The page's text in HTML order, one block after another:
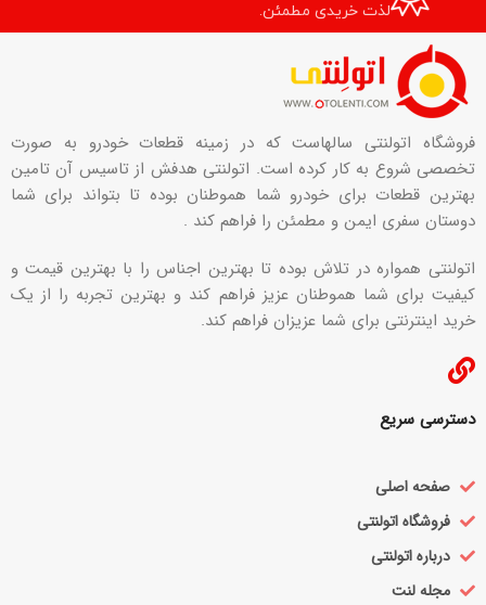
لذت خریدی مطمئن.
فروشگاه اتولنتی سالهاست که در زمینه قطعات خودرو به صورت
تخصصی شروع به کار کرده است. اتولنتی هدفش از تاسیس آن تامین
بهترین قطعات برای خودرو شما هموطنان بوده تا بتواند برای شما
دوستان سفری ایمن و مطمئن را فراهم کند .
اتولنتی همواره در تلاش بوده تا بهترین اجناس را با بهترین قیمت و
کیفیت برای شما هموطنان عزیز فراهم کند و بهترین تجربه را از یک
خرید اینترنتی برای شما عزیزان فراهم کند.
دسترسی سریع
صفحه اصلی
فروشگاه اتولنتی
درباره اتولنتی
مجله لنت